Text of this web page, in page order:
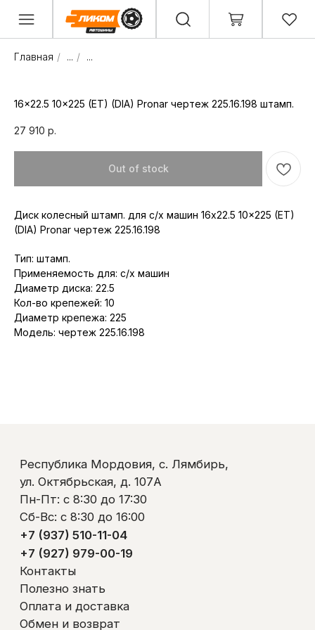
Главная / ... / ...
16x22.5 10x225 (ET) (DIA) Pronar чертеж 225.16.198 штамп.
27 910 р.
Out of stock
Диск колесный штамп. для с/х машин 16x22.5 10x225 (ET)
(DIA) Pronar чертеж 225.16.198
Тип: штамп.
Применяемость для: с/х машин
Диаметр диска: 22.5
Кол-во крепежей: 10
Диаметр крепежа: 225
Модель: чертеж 225.16.198
Пользовательское соглашение
Политика обработки персональных данных
Республика Мордовия, с. Лямбирь,
© ООО «Ликом-РМ»